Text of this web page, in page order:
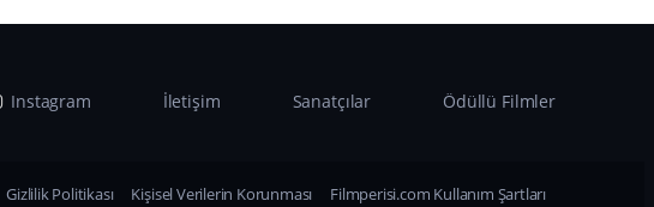
Instagram İletişim Sanatçılar Ödüllü Filmler
Gizlilik Politikası Kişisel Verilerin Korunması Filmperisi.com Kullanım Şartları